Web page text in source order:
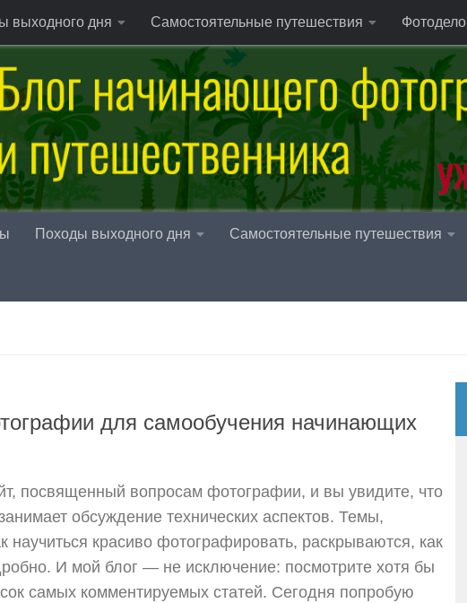
выходного дня Самостоятельные путешествия Фотодело
Походы выходного дня Самостоятельные путешествия
для самообучения начинающих
посвященный вопросам фотографии, и вы увидите, что
обсуждение технических аспектов. Темы,
научиться красиво фотографировать, раскрываются, как
И мой блог — не исключение: посмотрите хотя бы
самых комментируемых статей. Сегодня попробую